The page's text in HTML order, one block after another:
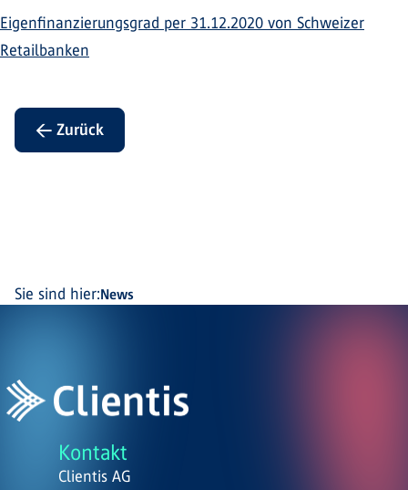
Eigenfinanzierungsgrad per 31.12.2020 von Schweizer
Retailbanken
← Zurück
Sie sind hier:News
Kontakt
Clientis AG